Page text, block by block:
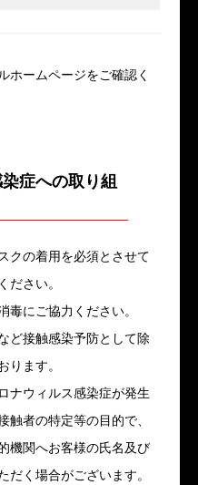
ホームページをご確認く
症への取り組
クの着用を必須とさせて
ださい。
毒にご協力ください。
ど接触感染予防として除
ます。
ナウィルス感染症が発生
触者の特定等の目的で、
機関へお客様の氏名及び
く場合がございます。